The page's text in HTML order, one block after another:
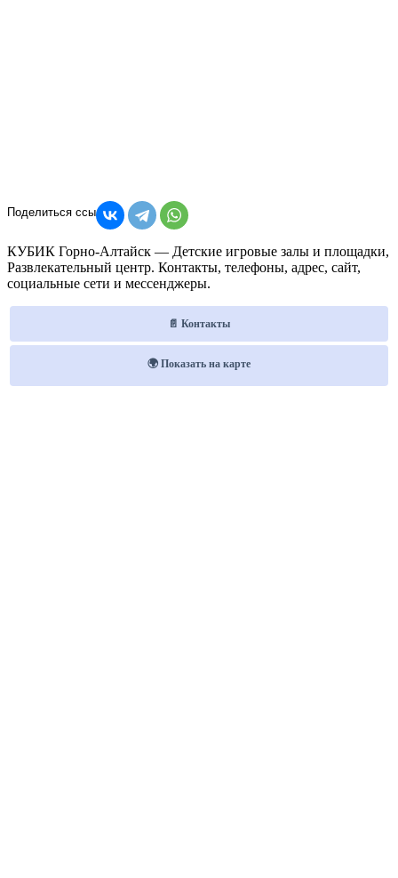
КУБИК Горно-Алтайск — Детские игровые залы и площадки,
Развлекательный центр. Контакты, телефоны, адрес, сайт,
социальные сети и мессенджеры.
📄 Контакты
🌍 Показать на карте